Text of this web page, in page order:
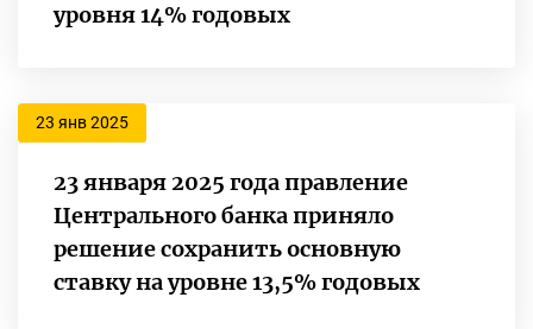
уровня 14% годовых
23 янв 2025
23 января 2025 года правление
Центрального банка приняло
решение сохранить основную
ставку на уровне 13,5% годовых